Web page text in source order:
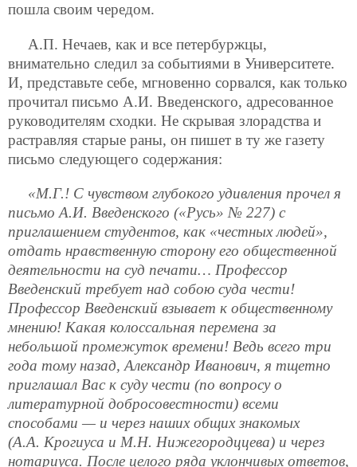
пошла своим чередом.
А.П. Нечаев, как и все петербуржцы,
внимательно следил за событиями в Университете.
И, представьте себе, мгновенно сорвался, как только
прочитал письмо А.И. Введенского, адресованное
руководителям сходки. Не скрывая злорадства и
растравляя старые раны, он пишет в ту же газету
письмо следующего содержания:
«М.Г.! С чувством глубокого удивления прочел я
письмо А.И. Введенского («Русь» № 227) с
приглашением студентов, как «честных людей»,
отдать нравственную сторону его общественной
деятельности на суд печати… Профессор
Введенский требует над собою суда чести!
Профессор Введенский взывает к общественному
мнению! Какая колоссальная перемена за
небольшой промежуток времени! Ведь всего три
года тому назад, Александр Иванович, я тщетно
приглашал Вас к суду чести (по вопросу о
литературной добросовестности) всеми
способами — и через наших общих знакомых
(А.А. Крогиуса и М.Н. Нижегородццева) и через
нотариуса. После целого ряда уклончивых ответов,